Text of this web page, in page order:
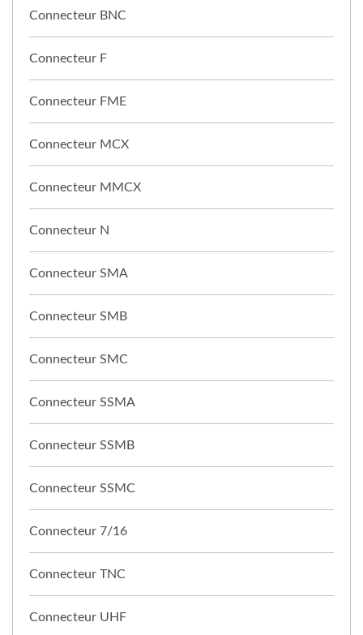
Connecteur BNC
Connecteur F
Connecteur FME
Connecteur MCX
Connecteur MMCX
Connecteur N
Connecteur SMA
Connecteur SMB
Connecteur SMC
Connecteur SSMA
Connecteur SSMB
Connecteur SSMC
Connecteur 7/16
Connecteur TNC
Connecteur UHF